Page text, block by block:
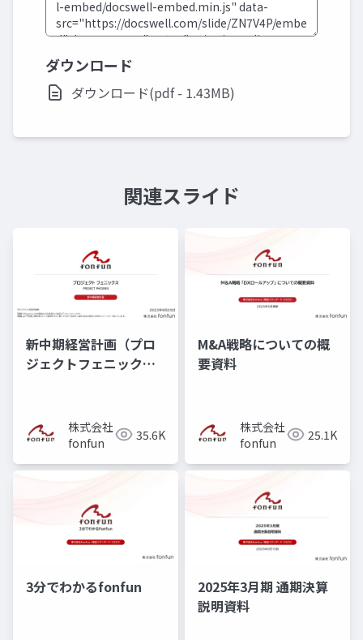
ダウンロード
ダウンロード(pdf - 1.43MB)
関連スライド
新中期経営計画（プロ
ジェクトフェニック
株式会社
fonfun
35.6K
M&A戦略についての概
要資料
株式会社
fonfun
25.1K
3分でわかるfonfun
2025年3月期 通期決算
説明資料